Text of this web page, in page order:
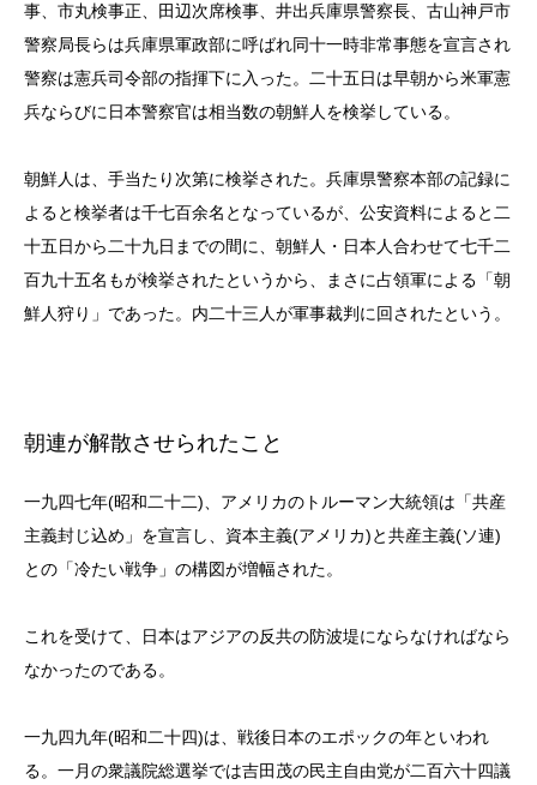
事、市丸検事正、田辺次席検事、井出兵庫県警察長、古山神戸市
警察局長らは兵庫県軍政部に呼ばれ同十一時非常事態を宣言され
警察は憲兵司令部の指揮下に入った。二十五日は早朝から米軍憲
兵ならびに日本警察官は相当数の朝鮮人を検挙している。
朝鮮人は、手当たり次第に検挙された。兵庫県警察本部の記録に
よると検挙者は千七百余名となっているが、公安資料によると二
十五日から二十九日までの間に、朝鮮人・日本人合わせて七千二
百九十五名もが検挙されたというから、まさに占領軍による「朝
鮮人狩り」であった。内二十三人が軍事裁判に回されたという。
朝連が解散させられたこと
一九四七年(昭和二十二)、アメリカのトルーマン大統領は「共産
主義封じ込め」を宣言し、資本主義(アメリカ)と共産主義(ソ連)
との「冷たい戦争」の構図が増幅された。
これを受けて、日本はアジアの反共の防波堤にならなければなら
なかったのである。
一九四九年(昭和二十四)は、戦後日本のエポックの年といわれ
る。一月の衆議院総選挙では吉田茂の民主自由党が二百六十四議